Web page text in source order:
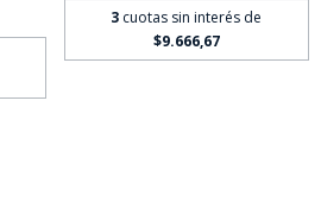
3 cuotas sin interés de
$9.666,67